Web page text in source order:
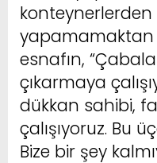
yapamamaktan
esnafın,
çıkarmaya
dükkan sahibi,
çalışıyoruz. Bu
Bize bir şey